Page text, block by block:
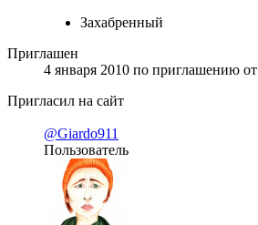
Захабренный
Приглашен
4 января 2010 по приглашению от
Пригласил на сайт
@Giardo911
Пользователь